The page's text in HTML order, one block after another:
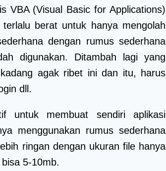
VBA (Visual Basic for Applications)
berat untuk hanya mengolah
dengan rumus sederhana
digunakan. Ditambah lagi yang
agak ribet ini dan itu, harus
dll.
untuk membuat sendiri aplikasi
menggunakan rumus sederhana
ringan dengan ukuran file hanya
5-10mb.